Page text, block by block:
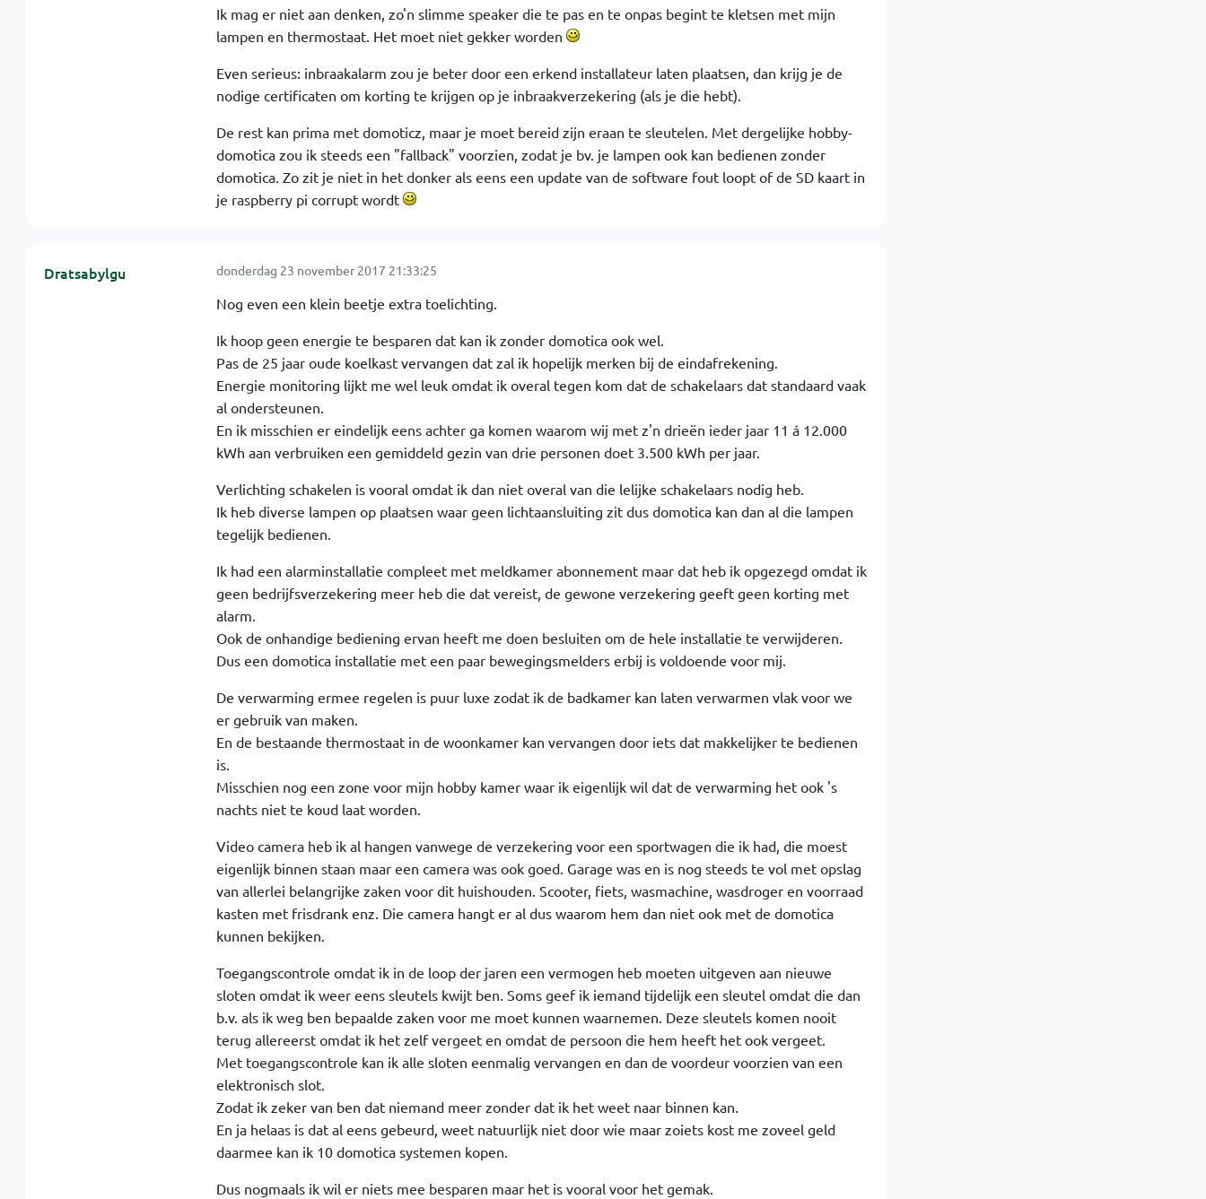
Ik mag er niet aan denken, zo'n slimme speaker die te pas en te onpas begint te kletsen met mijn
lampen en thermostaat. Het moet niet gekker worden
Even serieus: inbraakalarm zou je beter door een erkend installateur laten plaatsen, dan krijg je de
nodige certificaten om korting te krijgen op je inbraakverzekering (als je die hebt).
De rest kan prima met domoticz, maar je moet bereid zijn eraan te sleutelen. Met dergelijke hobby-
domotica zou ik steeds een "fallback" voorzien, zodat je bv. je lampen ook kan bedienen zonder
domotica. Zo zit je niet in het donker als eens een update van de software fout loopt of de SD kaart in
je raspberry pi corrupt wordt
Dratsabylgu donderdag 23 november 2017 21:33:25
Nog even een klein beetje extra toelichting.
Ik hoop geen energie te besparen dat kan ik zonder domotica ook wel.
Pas de 25 jaar oude koelkast vervangen dat zal ik hopelijk merken bij de eindafrekening.
Energie monitoring lijkt me wel leuk omdat ik overal tegen kom dat de schakelaars dat standaard vaak
al ondersteunen.
En ik misschien er eindelijk eens achter ga komen waarom wij met z'n drieën ieder jaar 11 á 12.000
kWh aan verbruiken een gemiddeld gezin van drie personen doet 3.500 kWh per jaar.
Verlichting schakelen is vooral omdat ik dan niet overal van die lelijke schakelaars nodig heb.
Ik heb diverse lampen op plaatsen waar geen lichtaansluiting zit dus domotica kan dan al die lampen
tegelijk bedienen.
Ik had een alarminstallatie compleet met meldkamer abonnement maar dat heb ik opgezegd omdat ik
geen bedrijfsverzekering meer heb die dat vereist, de gewone verzekering geeft geen korting met
alarm.
Ook de onhandige bediening ervan heeft me doen besluiten om de hele installatie te verwijderen.
Dus een domotica installatie met een paar bewegingsmelders erbij is voldoende voor mij.
De verwarming ermee regelen is puur luxe zodat ik de badkamer kan laten verwarmen vlak voor we
er gebruik van maken.
En de bestaande thermostaat in de woonkamer kan vervangen door iets dat makkelijker te bedienen
is.
Misschien nog een zone voor mijn hobby kamer waar ik eigenlijk wil dat de verwarming het ook 's
nachts niet te koud laat worden.
Video camera heb ik al hangen vanwege de verzekering voor een sportwagen die ik had, die moest
eigenlijk binnen staan maar een camera was ook goed. Garage was en is nog steeds te vol met opslag
van allerlei belangrijke zaken voor dit huishouden. Scooter, fiets, wasmachine, wasdroger en voorraad
kasten met frisdrank enz. Die camera hangt er al dus waarom hem dan niet ook met de domotica
kunnen bekijken.
Toegangscontrole omdat ik in de loop der jaren een vermogen heb moeten uitgeven aan nieuwe
sloten omdat ik weer eens sleutels kwijt ben. Soms geef ik iemand tijdelijk een sleutel omdat die dan
b.v. als ik weg ben bepaalde zaken voor me moet kunnen waarnemen. Deze sleutels komen nooit
terug allereerst omdat ik het zelf vergeet en omdat de persoon die hem heeft het ook vergeet.
Met toegangscontrole kan ik alle sloten eenmalig vervangen en dan de voordeur voorzien van een
elektronisch slot.
Zodat ik zeker van ben dat niemand meer zonder dat ik het weet naar binnen kan.
En ja helaas is dat al eens gebeurd, weet natuurlijk niet door wie maar zoiets kost me zoveel geld
daarmee kan ik 10 domotica systemen kopen.
Dus nogmaals ik wil er niets mee besparen maar het is vooral voor het gemak.